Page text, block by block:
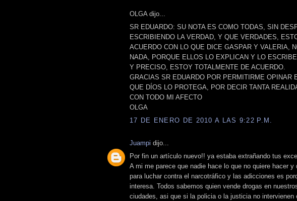
OLGA dijo...
SR EDUARDO: SU NOTA ES COMO TODAS, SIN
ESCRIBIENDO LA VERDAD, Y QUE VERDADES,
ACUERDO CON LO QUE DICE GASPAR Y VALERIA,
NADA, PORQUE ELLOS LO EXPLICAN Y LO
Y PRECISO, ESTOY TOTALMENTE DE ACUERDO.
GRACIAS SR EDUARDO POR PERMITIRME OPINAR
QUE DÍOS LO PROTEGA, POR DECIR TANTA
CON TODO MI AFECTO
OLGA
17 DE ENERO DE 2010 A LAS 9:22 P.M.
Juampi dijo...
Por fin un artículo nuevo!! ya estaba extrañando tus
A mi me parece que nadie hace lo que no quiere hacer
para luchar contra el narcotráfico y las adicciones es
interesa. Todos sabemos quien vende drogas en
ciudades, asi que si la policia o la justicia no intervienen